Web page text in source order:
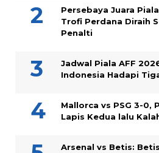
Persebaya Juara
Trofi Perdana Diraih
Penalti
Jadwal Piala AFF
Indonesia Hadapi
Mallorca vs PSG 3-0,
Lapis Kedua lalu
Arsenal vs Betis: